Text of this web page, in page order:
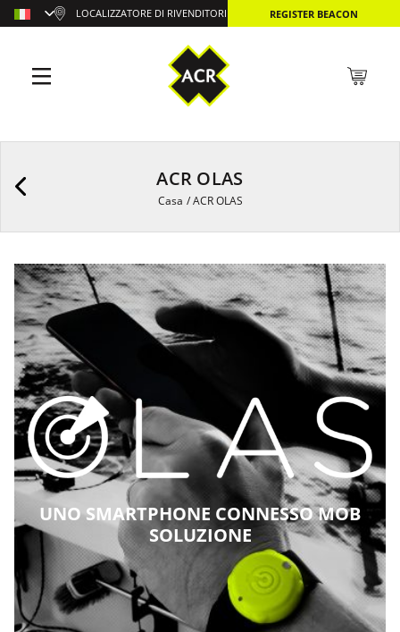
ACR OLAS
Casa /ACR OLAS
UNO SMARTPHONE CONNESSOMOB
SOLUZIONE
LOCALIZZATORE DI RIVENDITORI REGISTER BEACON